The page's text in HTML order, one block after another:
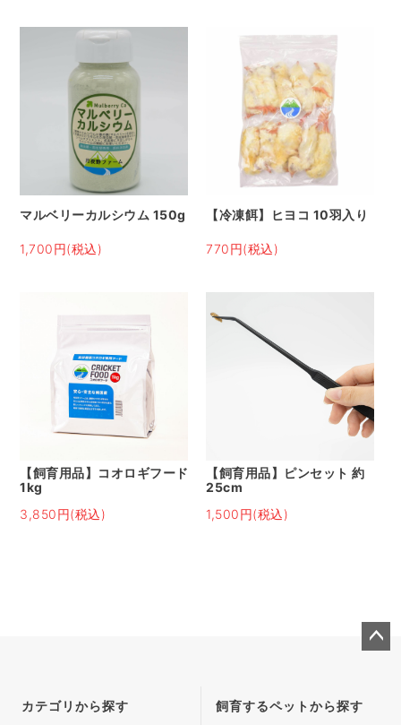
マルベリーカルシウム 150g
1,700円(税込)
【冷凍餌】ヒヨコ 10羽入り
770円(税込)
【飼育用品】コオロギフード
1kg
3,850円(税込)
【飼育用品】ピンセット 約
25cm
1,500円(税込)
カテゴリから探す 飼育するペットから探す